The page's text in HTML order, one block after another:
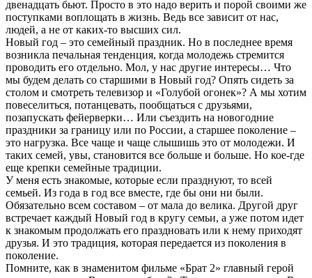
двенадцать бьют. Просто в это надо верить и порой своими же
поступками воплощать в жизнь. Ведь все зависит от нас,
людей, а не от каких-то высших сил.
Новый год – это семейный праздник. Но в последнее время
возникла печальная тенденция, когда молодежь стремится
проводить его отдельно. Мол, у нас другие интересы… Что
мы будем делать со старшими в Новый год? Опять сидеть за
столом и смотреть телевизор и «Голубой огонек»? А мы хотим
повеселиться, потанцевать, пообщаться с друзьями,
позапускать фейерверки… Или съездить на новогодние
праздники за границу или по России, а старшее поколение –
это нагрузка. Все чаще и чаще слышишь это от молодежи. И
таких семей, увы, становится все больше и больше. Но кое-где
еще крепки семейные традиции.
У меня есть знакомые, которые если празднуют, то всей
семьей. Из года в год все вместе, где бы они ни были.
Обязательно всем составом – от мала до велика. Другой друг
встречает каждый Новый год в кругу семьи, а уже потом идет
к знакомым продолжать его праздновать или к нему приходят
друзья. И это традиция, которая передается из поколения в
поколение.
Помните, как в знаменитом фильме «Брат 2» главный герой